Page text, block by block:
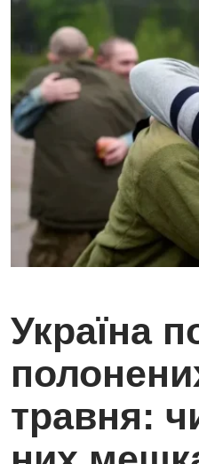
Україна
травня: